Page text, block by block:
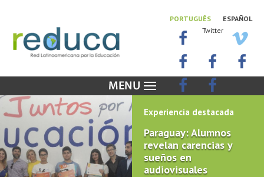
ESPAÑOL
PORTUGUÊS
Twitter
Experiencia destacada
Paraguay: Alumnos
revelan carencias y
sueños en
audiovisuales